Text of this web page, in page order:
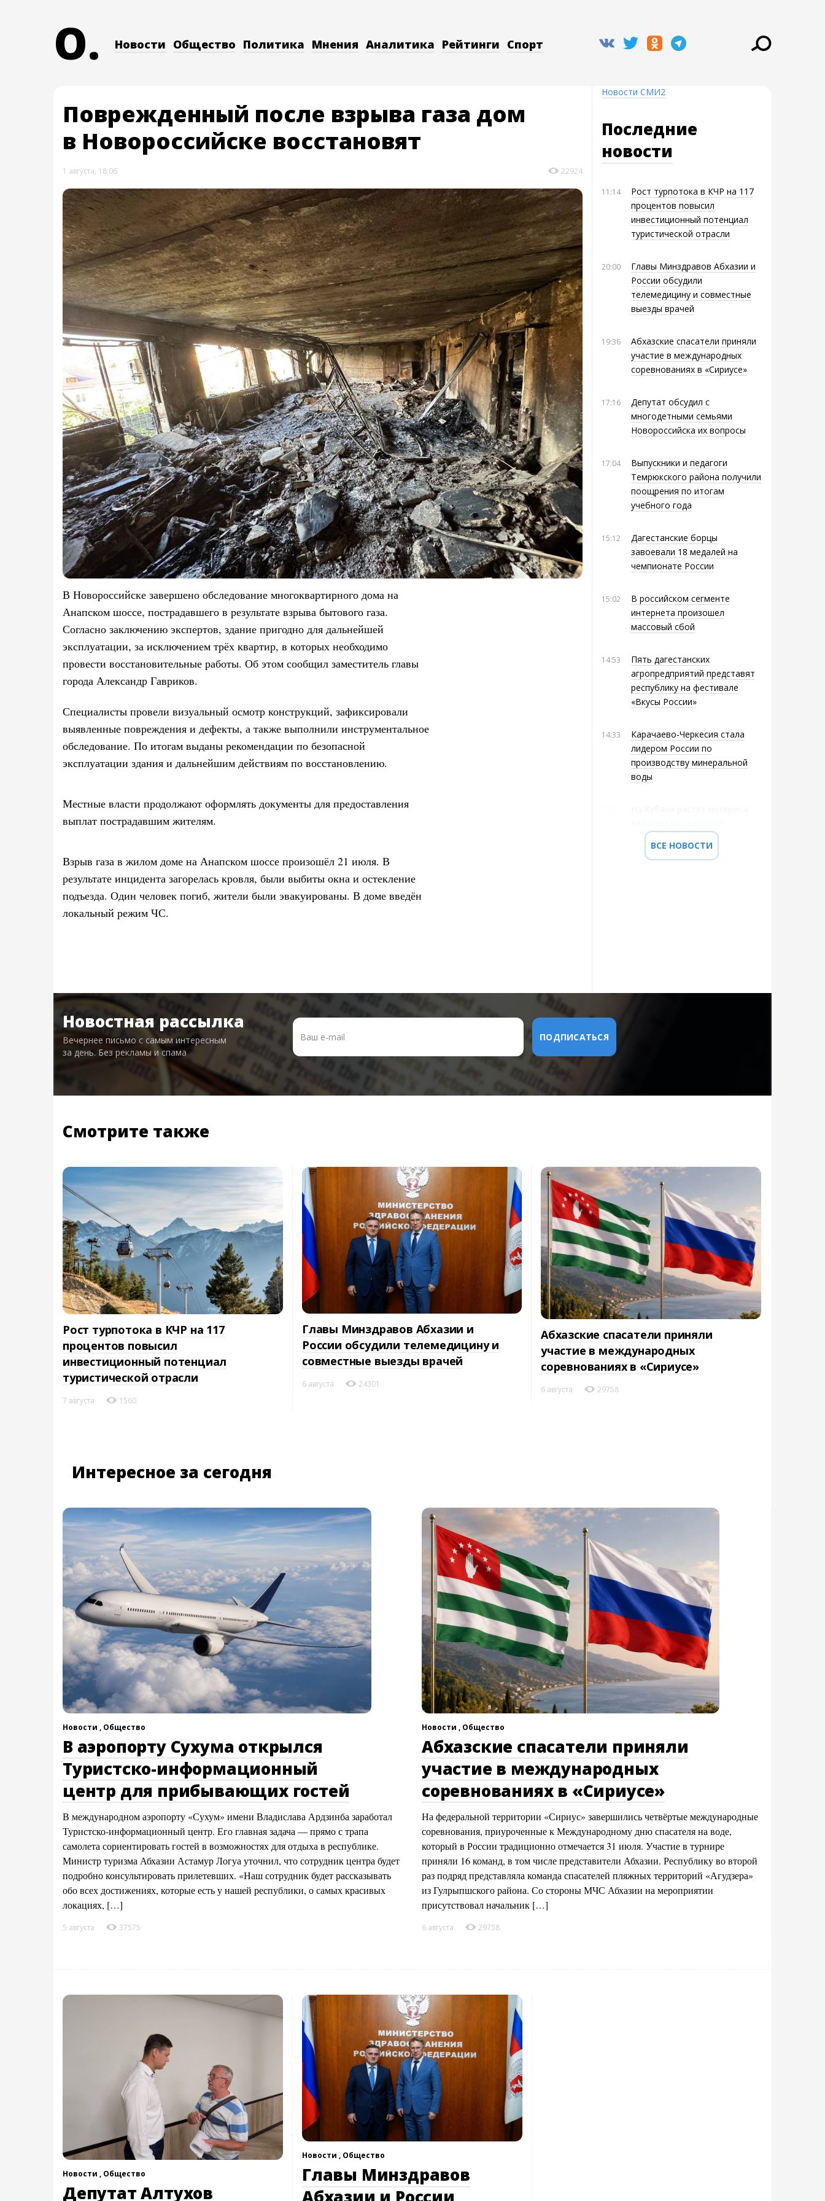
O. Новости Общество Политика Мнения Аналитика Рейтинги Спорт
Поврежденный после взрыва газа дом
в Новороссийске восстановят
1 августа, 18:06 22924
В Новороссийске завершено обследование многоквартирного дома на
Анапском шоссе, пострадавшего в результате взрыва бытового газа.
Согласно заключению экспертов, здание пригодно для дальнейшей
эксплуатации, за исключением трёх квартир, в которых необходимо
провести восстановительные работы. Об этом сообщил заместитель главы
города Александр Гавриков.
Специалисты провели визуальный осмотр конструкций, зафиксировали
выявленные повреждения и дефекты, а также выполнили инструментальное
обследование. По итогам выданы рекомендации по безопасной
эксплуатации здания и дальнейшим действиям по восстановлению.
Местные власти продолжают оформлять документы для предоставления
выплат пострадавшим жителям.
Взрыв газа в жилом доме на Анапском шоссе произошёл 21 июля. В
результате инцидента загорелась кровля, были выбиты окна и остекление
подъезда. Один человек погиб, жители были эвакуированы. В доме введён
локальный режим ЧС.
Новости СМИ2
Последние
новости
11:14
Рост турпотока в КЧР на 117
процентов повысил
инвестиционный потенциал
туристической отрасли
20:00
Главы Минздравов Абхазии и
России обсудили
телемедицину и совместные
выезды врачей
19:36
Абхазские спасатели приняли
участие в международных
соревнованиях в «Сириусе»
17:16
Депутат обсудил с
многодетными семьями
Новороссийска их вопросы
17:04
Выпускники и педагоги
Темрюкского района получили
поощрения по итогам
учебного года
15:12
Дагестанские борцы
завоевали 18 медалей на
чемпионате России
15:02
В российском сегменте
интернета произошел
массовый сбой
14:53
Пять дагестанских
агропредприятий представят
республику на фестивале
«Вкусы России»
14:33
Карачаево-Черкесия стала
лидером России по
производству минеральной
воды
ВСЕ НОВОСТИ
Новостная рассылка
Вечернее письмо с самым интересным
за день. Без рекламы и спама
Смотрите также
Рост турпотока в КЧР на 117
процентов повысил
инвестиционный потенциал
туристической отрасли
7 августа 1560
Главы Минздравов Абхазии и
России обсудили телемедицину и
совместные выезды врачей
6 августа 24301
Абхазские спасатели приняли
участие в международных
соревнованиях в «Сириусе»
6 августа 29758
Интересное за сегодня
Новости , Общество
В аэропорту Сухума открылся
Туристско-информационный
центр для прибывающих гостей
В международном аэропорту «Сухум» имени Владислава Ардзинба заработал
Туристско-информационный центр. Его главная задача — прямо с трапа
самолета сориентировать гостей в возможностях для отдыха в республике.
Министр туризма Абхазии Астамур Логуа уточнил, что сотрудник центра будет
подробно консультировать прилетевших. «Наш сотрудник будет рассказывать
обо всех достижениях, которые есть у нашей республики, о самых красивых
локациях, […]
5 августа 37575
Новости , Общество
Абхазские спасатели приняли
участие в международных
соревнованиях в «Сириусе»
На федеральной территории «Сириус» завершились четвёртые международные
соревнования, приуроченные к Международному дню спасателя на воде,
который в России традиционно отмечается 31 июля. Участие в турнире
приняли 16 команд, в том числе представители Абхазии. Республику во второй
раз подряд представляла команда спасателей пляжных территорий «Агудзера»
из Гулрыпшского района. Со стороны МЧС Абхазии на мероприятии
присутствовал начальник […]
6 августа 29758
Новости , Общество
Депутат Алтухов
Новости , Общество
Главы Минздравов